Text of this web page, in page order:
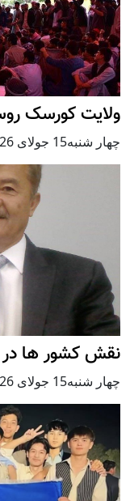
ولایت کورسک
چهار شنبه15 جولای 2026
نقش کشور ها
چهار شنبه15 جولای 2026